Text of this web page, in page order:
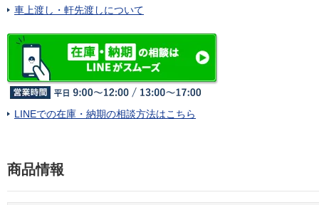
車上渡し・軒先渡しについて
LINEでの在庫・納期の相談方法はこちら
商品情報